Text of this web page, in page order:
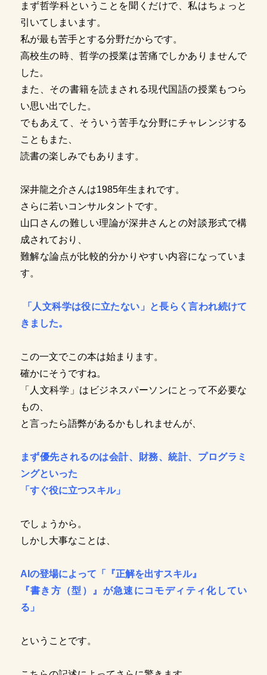
まず哲学科ということを聞くだけで、私はちょっと
引いてしまいます。
私が最も苦手とする分野だからです。
高校生の時、哲学の授業は苦痛でしかありませんで
した。
また、その書籍を読まされる現代国語の授業もつら
い思い出でした。
でもあえて、そういう苦手な分野にチャレンジする
こともまた、
読書の楽しみでもあります。
深井龍之介さんは1985年生まれです。
さらに若いコンサルタントです。
山口さんの難しい理論が深井さんとの対談形式で構
成されており、
難解な論点が比較的分かりやすい内容になっていま
す。
「人文科学は役に立たない」と長らく言われ続けて
きました。
この一文でこの本は始まります。
確かにそうですね。
「人文科学」はビジネスパーソンにとって不必要な
もの、
と言ったら語弊があるかもしれませんが、
まず優先されるのは会計、財務、統計、プログラミ
ングといった
「すぐ役に立つスキル」
でしょうから。
しかし大事なことは、
AIの登場によって「『正解を出すスキル』
『書き方（型）』が急速にコモディティ化してい
る」
ということです。